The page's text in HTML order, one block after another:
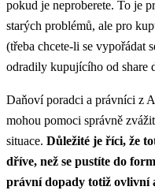
pokud je neproberete. To je
starých problémů, ale pro
(třeba chcete-li se vypořádat
odradily kupujícího od share
Daňoví poradci a právníci z
mohou pomoci správně
situace. Důležité je říci, že
dříve, než se pustíte do
právní dopady totiž ovlivní